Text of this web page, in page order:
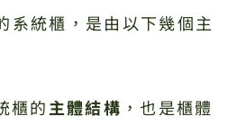
系統櫃，是由以下幾個主
櫃的主體結構 ，也是櫃體